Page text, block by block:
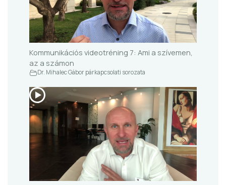
Kommunikációs videotréning 7: Ami a szívemen,
az a számon
Dr. Mihalec Gábor párkapcsolati sorozata